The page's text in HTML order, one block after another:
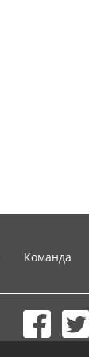
Команда